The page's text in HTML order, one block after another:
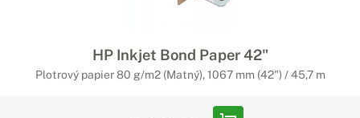
HP Inkjet Bond Paper 42"
Plotrový papier 80 g/m2 (Matný), 1067 mm (42") / 45,7 m